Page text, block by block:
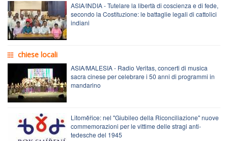
ASIA/INDIA - Tutelare la libertà di coscienza e di fede,
secondo la Costituzione: le battaglie legali di cattolici
indiani
chiese locali
ASIA/MALESIA - Radio Veritas, concerti di musica
sacra cinese per celebrare i 50 anni di programmi in
mandarino
Litoměřice: nel "Giubileo della Riconciliazione" nuove
commemorazioni per le vittime delle stragi anti-
tedesche del 1945